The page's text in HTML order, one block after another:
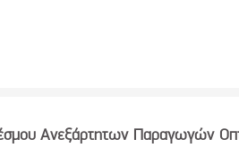
Ανεξάρτητων Παραγωγών